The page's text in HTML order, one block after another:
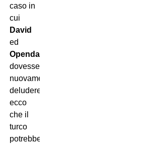
caso in
cui
David
ed
Openda
dovessero
nuovamente
deludere,
ecco
che il
turco
potrebbe